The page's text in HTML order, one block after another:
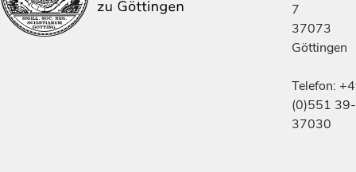
7
37073
Göttingen
Telefon:
(0)551 39-
37030